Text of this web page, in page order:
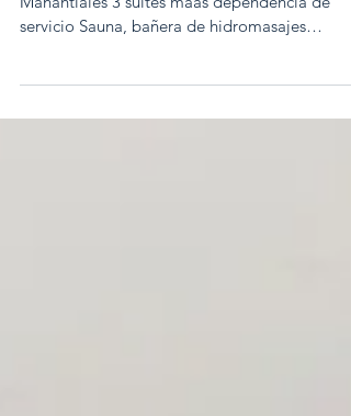
UNICO apartamento PH en Terrazas de
CONSULTAR PRECIOS